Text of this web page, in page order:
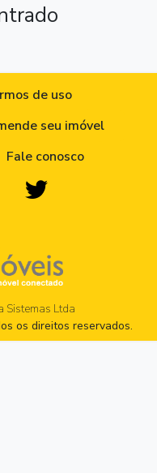
de uso
seu imóvel
Fale conosco
Sistemas Ltda
os direitos reservados.